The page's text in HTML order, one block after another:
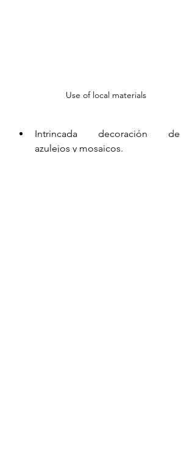
Use of local materials
Intrincada decoración de
azulejos y mosaicos.